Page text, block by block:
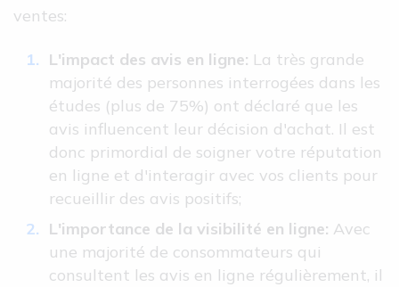
ventes:
L'impact des avis en ligne: La très grande
majorité des personnes interrogées dans les
études (plus de 75%) ont déclaré que les
avis influencent leur décision d'achat. Il est
donc primordial de soigner votre réputation
en ligne et d'interagir avec vos clients pour
recueillir des avis positifs;
L'importance de la visibilité en ligne: Avec
une majorité de consommateurs qui
consultent les avis en ligne régulièrement, il